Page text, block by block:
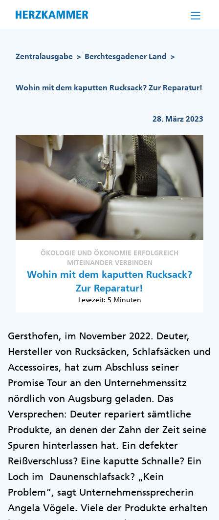
Zentralausgabe > Berchtesgadener Land >
Wohin mit dem kaputten Rucksack? Zur Reparatur!
28. März 2023
ÖKOLOGIE UND ÖKONOMIE ERFOLGREICH
MITEINANDER VERBINDEN
Wohin mit dem kaputten Rucksack?
Zur Reparatur!
Lesezeit: 5 Minuten
Gersthofen, im November 2022. Deuter,
Hersteller von Rucksäcken, Schlafsäcken und
Accessoires, hat zum Abschluss seiner
Promise Tour an den Unternehmenssitz
nördlich von Augsburg geladen. Das
Versprechen: Deuter repariert sämtliche
Produkte, an denen der Zahn der Zeit seine
Spuren hinterlassen hat. Ein defekter
Reißverschluss? Eine kaputte Schnalle? Ein
Loch im Daunenschlafsack? „Kein
Problem“, sagt Unternehmenssprecherin
Angela Vögele. Viele der Produkte erhalten